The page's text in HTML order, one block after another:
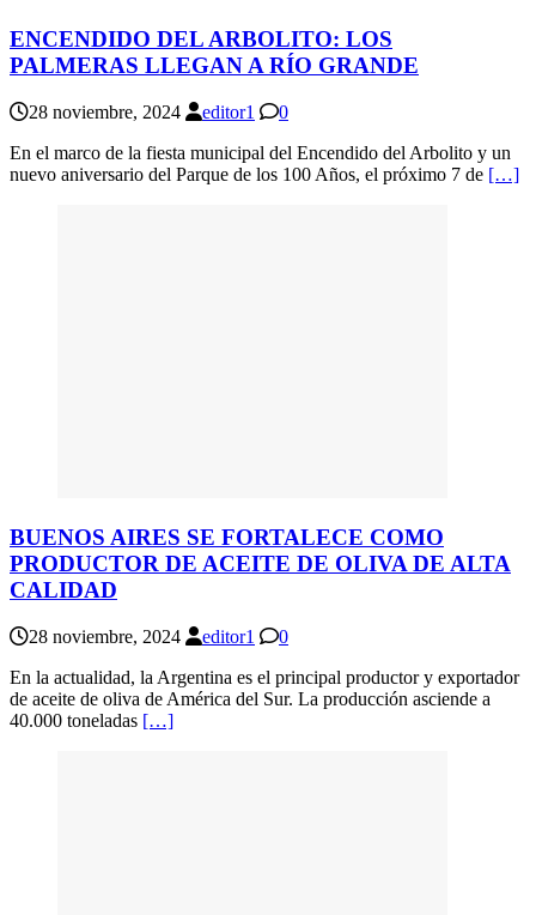
ENCENDIDO DEL ARBOLITO: LOS
PALMERAS LLEGAN A RÍO GRANDE
28 noviembre, 2024 editor1
0
En el marco de la fiesta municipal del Encendido del Arbolito y un
nuevo aniversario del Parque de los 100 Años, el próximo 7 de […]
BUENOS AIRES SE FORTALECE COMO
PRODUCTOR DE ACEITE DE OLIVA DE ALTA
CALIDAD
28 noviembre, 2024 editor1
0
En la actualidad, la Argentina es el principal productor y exportador
de aceite de oliva de América del Sur. La producción asciende a
40.000 toneladas […]